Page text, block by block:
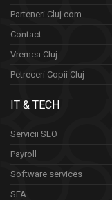
Parteneri Cluj.com
Contact
Vremea Cluj
Petreceri Copii Cluj
IT & TECH
Servicii SEO
Payroll
Software services
SFA